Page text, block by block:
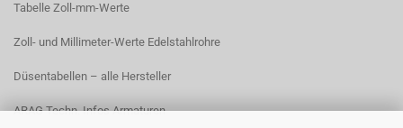
Tabelle Zoll-mm-Werte
Zoll- und Millimeter-Werte Edelstahlrohre
Düsentabellen – alle Hersteller
ARAG Techn. Infos Armaturen